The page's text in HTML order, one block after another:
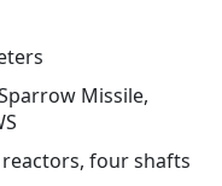
Missile,
four shafts